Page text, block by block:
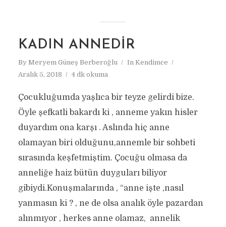
KADIN ANNEDIR
By Meryem Güneş Berberoğlu In Kendimce
Aralık 5, 2018
4 dk okuma
Çocukluğumda yaşlıca bir teyze gelirdi bize.
Öyle şefkatli bakardı ki , anneme yakın hisler
duyardım ona karşı . Aslında hiç anne
olamayan biri olduğunu,annemle bir sohbeti
sırasında keşfetmiştim. Çocuğu olmasa da
anneliğe haiz bütün duyguları biliyor
gibiydi.Konuşmalarında , “anne işte ,nasıl
yanmasın ki ? , ne de olsa analık öyle pazardan
alınmıyor , herkes anne olamaz, annelik